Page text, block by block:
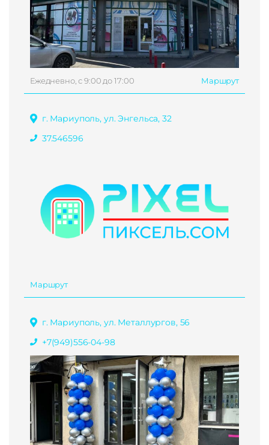
Ежедневно, с 9:00 до 17:00 Маршрут
г. Мариуполь, ул. Энгельса, 32
37.546596
Маршрут
г. Мариуполь, ул. Металлургов, 56
+7(949)556-04-98